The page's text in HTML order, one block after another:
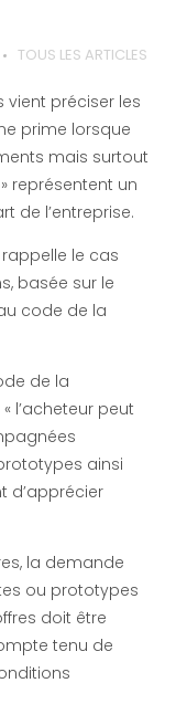
TOUS LES ARTICLES
vient préciser les
prime lorsque
mais surtout
représentent un
de l’entreprise.
le cas
basée sur le
code de la
de la
l’acheteur peut
ainsi
d’apprécier
la demande
ou prototypes
doit être
tenu de